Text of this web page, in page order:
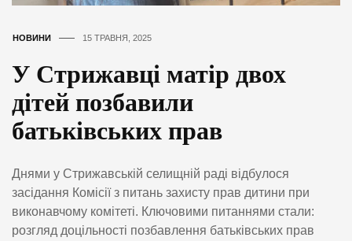
НОВИНИ 15 ТРАВНЯ, 2025
У Стрижавці матір двох
дітей позбавили
батьківських прав
Днями у Стрижавській селищній раді відбулося
засідання Комісії з питань захисту прав дитини при
виконавчому комітеті. Ключовими питаннями стали:
розгляд доцільності позбавлення батьківських прав